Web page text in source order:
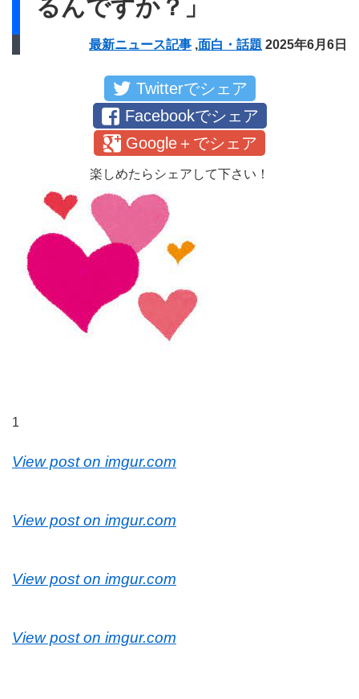
るんですか？」
最新ニュース記事 ,面白・話題 2025年6月6日
Twitterでシェア
Facebookでシェア
Google＋でシェア
楽しめたらシェアして下さい！
1
View post on imgur.com
View post on imgur.com
View post on imgur.com
View post on imgur.com